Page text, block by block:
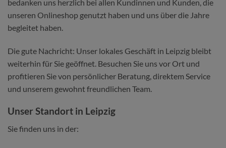
bedanken uns herzlich bei allen Kundinnen und Kunden, die
unseren Onlineshop genutzt haben und uns über die Jahre
begleitet haben.
Die gute Nachricht: Unser lokales Geschäft in Leipzig bleibt
weiterhin für Sie geöffnet. Besuchen Sie uns vor Ort und
profitieren Sie von persönlicher Beratung, direktem Service
und unserem gewohnt freundlichen Team.
Unser Standort in Leipzig
Sie finden uns in der: